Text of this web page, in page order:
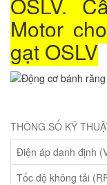
Motor
gạt OSLV
THÔNG SỐ KỸ
Điện áp danh định
Tốc độ không tải